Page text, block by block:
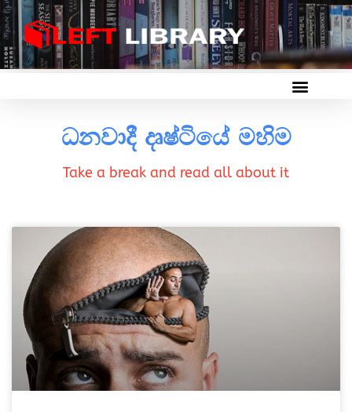
ධනවාදී දෘෂ්ටියේ මහිම
Take a break and read all about it